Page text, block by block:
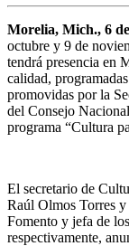
Morelia, Mich., 6
octubre y 9 de
tendrá presencia en
calidad,
promovidas por la
del Consejo
programa “Cultura
El secretario de
Raúl Olmos Torres
Fomento y jefa de
respectivamente,